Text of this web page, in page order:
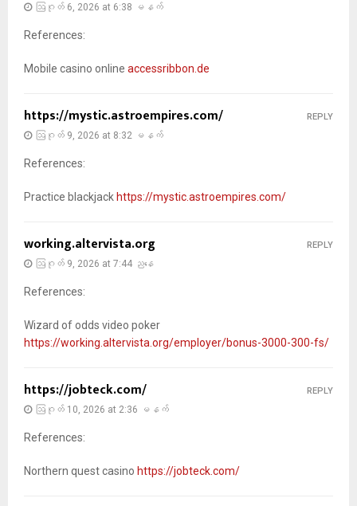
ဩဂုတ် 6, 2026 at 6:38 မနက်
References:
Mobile casino online accessribbon.de
https://mystic.astroempires.com/
ဩဂုတ် 9, 2026 at 8:32 မနက်
References:
Practice blackjack https://mystic.astroempires.com/
REPLY
working.altervista.org
ဩဂုတ် 9, 2026 at 7:44 ညနေ
References:
Wizard of odds video poker
https://working.altervista.org/employer/bonus-3000-300-fs/
REPLY
https://jobteck.com/
ဩဂုတ် 10, 2026 at 2:36 မနက်
References:
Northern quest casino https://jobteck.com/
REPLY